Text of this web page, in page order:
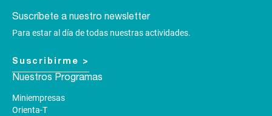
Suscríbete a nuestro newsletter
Para estar al día de todas nuestras actividades.
Suscribirme >
Nuestros Programas
Miniempresas
Orienta-T